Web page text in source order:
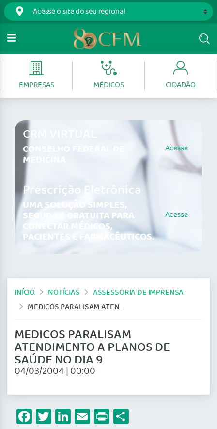
EMPRESAS MÉDICOS CIDADÃO
CRM VIRTUAL
CONSELHO FEDERAL DE
MEDICINA
Acesse
Prescrição Eletrônica
UMA SOLUÇÃO SIMPLES,
SEGURA E GRATUITA PARA
CONECTAR MÉDICOS,
PACIENTES E FARMACÊUTICOS.
Acesse
INÍCIO NOTÍCIAS
ASSESSORIA DE IMPRENSA
MEDICOS PARALISAM ATENDIMENTO A PLANOS DE SAÚDE NO DIA 9
MEDICOS PARALISAM
ATENDIMENTO A PLANOS DE
SAÚDE NO DIA 9
04/03/2004 | 00:00
Facebook
Twitter
LinkedIn
Email
Print